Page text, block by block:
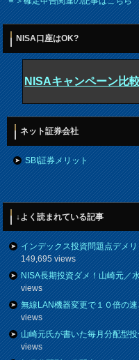
NISA口座はOK?
NISAキャンペーン比
ネット証券会社
SBI証券メリット
↓よく読まれている記事
インデックス投資問題点デメ
149,695 views
NISA長期投資ダメ！山崎元／
views
無線LAN機器変更で１０倍の
views
山崎元氏が書いた毎月分配型
views